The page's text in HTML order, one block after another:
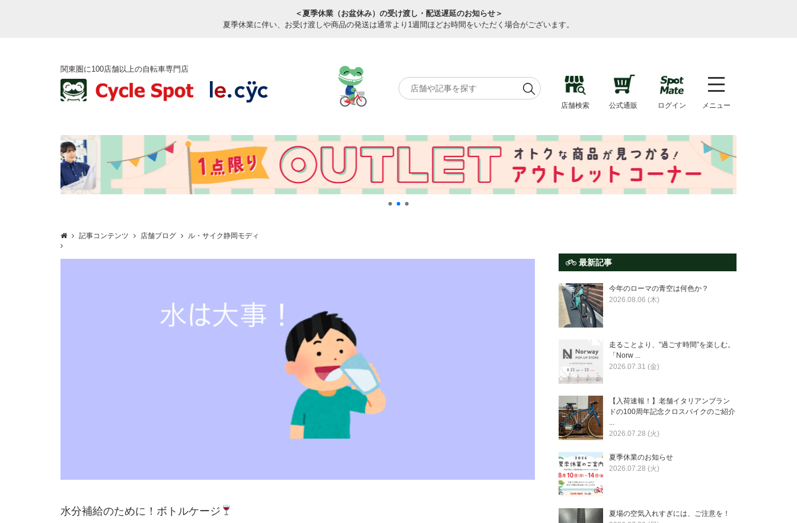
＜夏季休業（お盆休み）の受け渡し・配送遅延のお知らせ＞
夏季休業に伴い、お受け渡しや商品の発送は通常より1週間ほどお時間をいただく場合がございます。
関東圏に100店舗以上の自転車専門店
店舗検索 公式通販 ログイン メニュー
記事コンテンツ 店舗ブログ ル・サイク静岡モディ
水分補給のために！ボトルケージ
最新記事
今年のローマの青空は何色か？
2026.08.06 (木)
走ることより、”過ごす時間”を楽しむ。
「Norw ...
2026.07.31 (金)
【入荷速報！】老舗イタリアンブラン
ドの100周年記念クロスバイクのご紹介
...
2026.07.28 (火)
夏季休業のお知らせ
2026.07.28 (火)
夏場の空気入れすぎには、ご注意を！